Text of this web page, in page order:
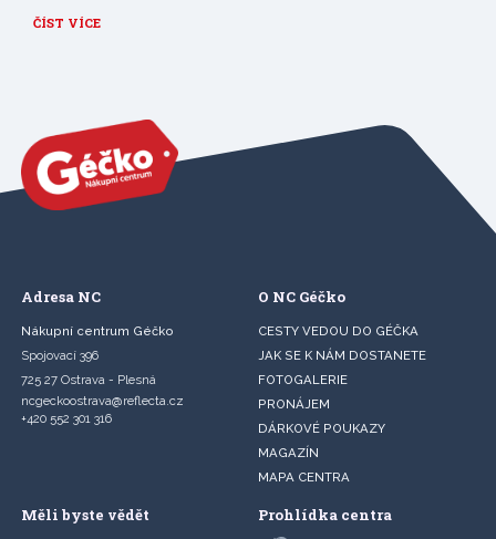
ČÍST VÍCE
Adresa NC
Nákupní centrum Géčko
Spojovací 396
725 27 Ostrava - Plesná
ncgeckoostrava@reflecta.cz
+420 552 301 316
O NC Géčko
CESTY VEDOU DO GÉČKA
JAK SE K NÁM DOSTANETE
FOTOGALERIE
PRONÁJEM
DÁRKOVÉ POUKAZY
MAGAZÍN
MAPA CENTRA
Měli byste vědět Prohlídka centra